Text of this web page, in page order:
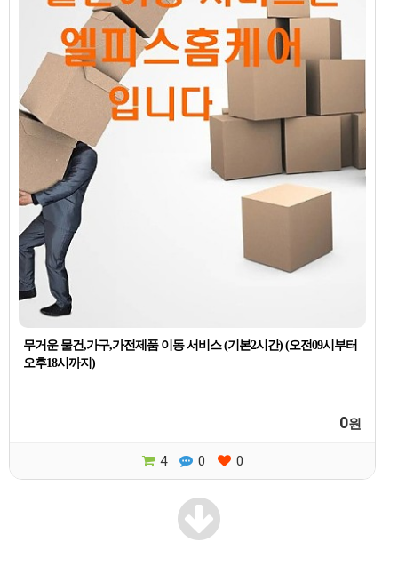
무거운 물건,가구,가전제품 이동 서비스 (기본2시간) (오전09시부터
오후18시까지)
0원
4 0 0